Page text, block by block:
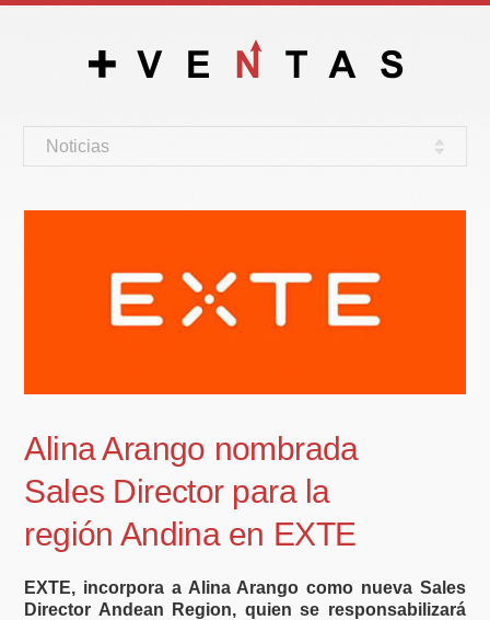
Noticias
Alina Arango nombrada
Sales Director para la
región Andina en EXTE
EXTE, incorpora a Alina Arango como nueva Sales
Director Andean Region, quien se responsabilizará